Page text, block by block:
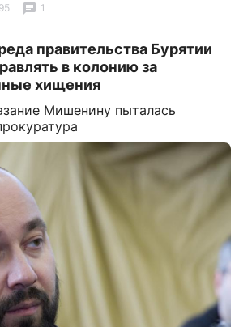
1
правительства Бурятии
в колонию за
хищения
Мишенину пыталась